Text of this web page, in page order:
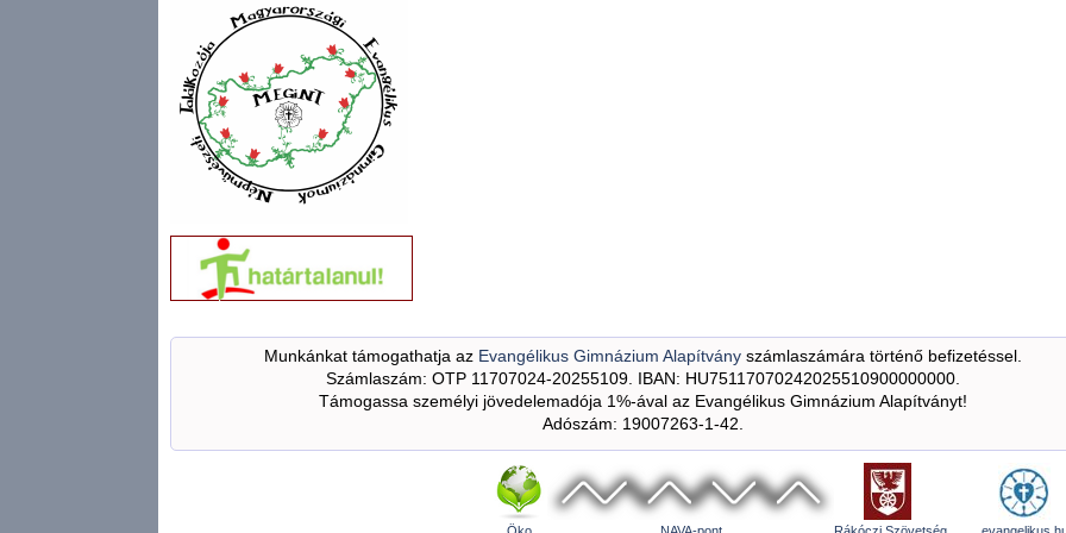
Munkánkat támogathatja az Evangélikus Gimnázium Alapítványszámlaszámára történő befizetéssel.
Számlaszám: OTP 11707024-20255109. IBAN: HU75117070242025510900000000.
Támogassa személyi jövedelemadója 1%-ával az Evangélikus Gimnázium Alapítványt!
Adószám: 19007263-1-42.